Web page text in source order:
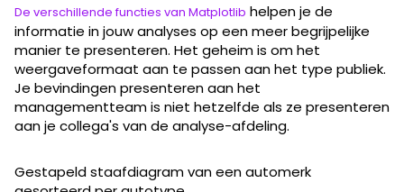
De verschillende functies van Matplotlib helpen je de
informatie in jouw analyses op een meer begrijpelijke
manier te presenteren. Het geheim is om het
weergaveformaat aan te passen aan het type publiek.
Je bevindingen presenteren aan het
managementteam is niet hetzelfde als ze presenteren
aan je collega's van de analyse-afdeling.
Gestapeld staafdiagram van een automerk